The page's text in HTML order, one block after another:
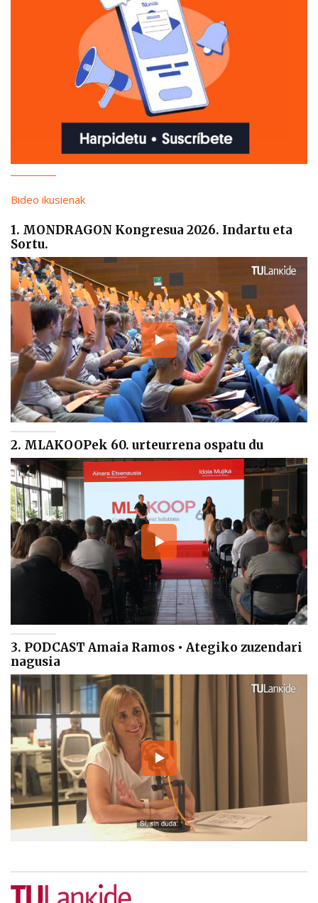
Bideo ikusienak
1. MONDRAGON Kongresua 2026. Indartu eta
Sortu.
2. MLAKOOPek 60. urteurrena ospatu du
3. PODCAST Amaia Ramos • Ategiko zuzendari
nagusia